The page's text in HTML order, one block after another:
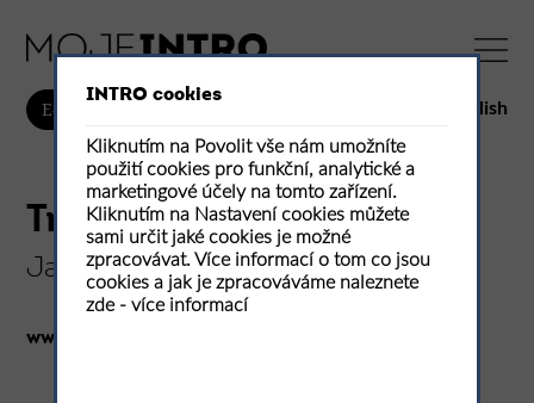
INTRO cookies
Kliknutím na Povolit vše nám umožníte
použití cookies pro funkční, analytické a
marketingové účely na tomto zařízení.
Kliknutím na Nastavení cookies můžete
sami určit jaké cookies je možné
zpracovávat. Více informací o tom co jsou
cookies a jak je zpracováváme naleznete
zde - více informací
E-shop English
Tree House
Jan Tyrpekl
www.jantyrpekl.com